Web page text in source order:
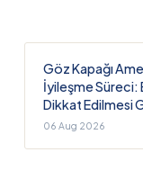
Göz Kapağı
İyileşme Süreci:
Dikkat Edilmesi
06 Aug 2026